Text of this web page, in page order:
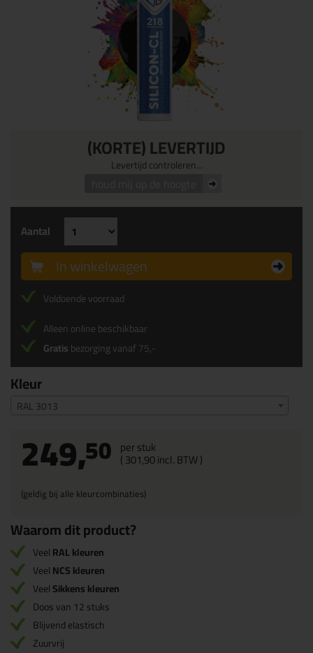
(KORTE) LEVERTIJD
Levertijd controleren...
Kleur
RAL 3013
249,50 per stuk
(301,90incl. BTW )
(geldig bij alle kleurcombinaties)
Aantal
In winkelwagen
Voldoende voorraad
Alleen online beschikbaar
Gratisbezorging vanaf 75,-
Waarom dit product?
VeelRAL kleuren
VeelNCS kleuren
VeelSikkens kleuren
Doos van 12 stuks
Blijvend elastisch
Zuurvrij